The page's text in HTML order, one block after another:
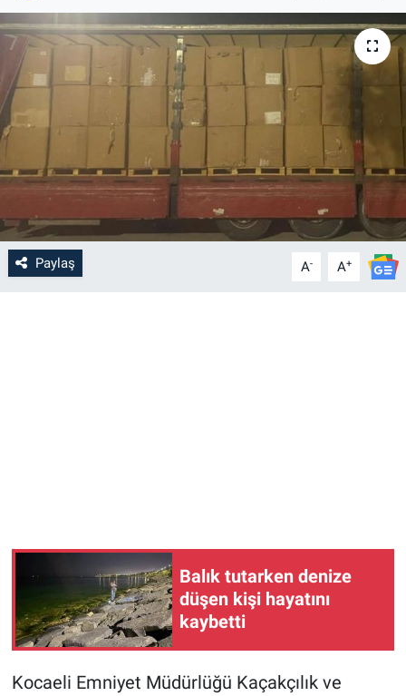
Paylaş A- A+
Balık tutarken denize
düşen kişi hayatını
kaybetti
Kocaeli Emniyet Müdürlüğü Kaçakçılık ve
Spor
Son Dakika Haberleri